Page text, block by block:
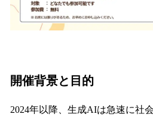
開催背景と目的
2024年以降、生成AIは急速に社